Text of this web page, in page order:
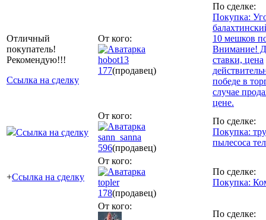
Отличный
покупатель!
Рекомендую!!!
Ссылка на сделку
От кого:
hobot13
177(продавец)
По сделке:
Покупка:
10 мешков
Внимание!
ставки, цена
победе в
случае
цене.
Ссылка на сделку
От кого:
sann_sanna
596(продавец)
По сделке:
Покупка:
пылесоса
+Ссылка на сделку
От кого:
topler
178(продавец)
По сделке:
Покупка:
От кого:
По сделке: